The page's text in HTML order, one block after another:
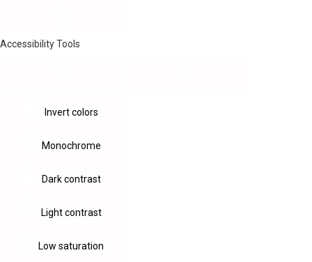
Accessibility Tools
Invert colors
Monochrome
Dark contrast
Light contrast
Low saturation